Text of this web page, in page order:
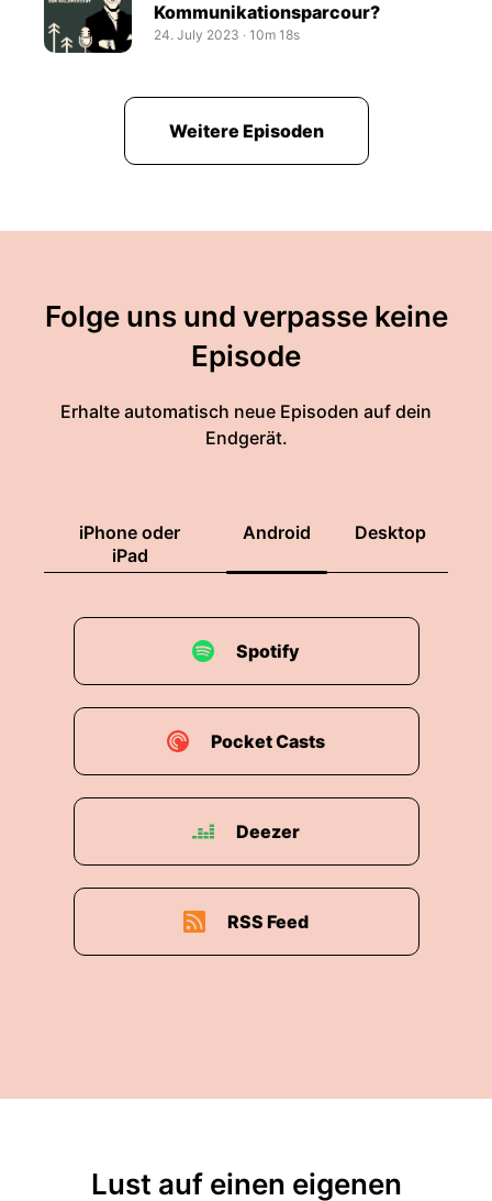
Kommunikationsparcour?
24. July 2023 ‧ 10m 18s
Weitere Episoden
Folge uns und verpasse keine
Episode
Erhalte automatisch neue Episoden auf dein
Endgerät.
iPhone oder
iPad
Android Desktop
Spotify
Pocket Casts
Deezer
RSS Feed
Lust auf einen eigenen